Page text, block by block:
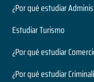
¿Por qué estudiar
Estudiar Turismo
¿Por qué estudiar
¿Por qué estudiar